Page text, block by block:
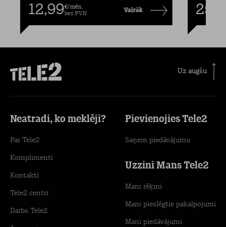
12,99€/mēn.
bez PVN
Vairāk
Uz augšu
Neatradi, ko meklēji?
Par Tele2
Komplimenti
Kontakti
Tele2 centri
Darbs Tele2
Pievienojies Tele2
Saņem piedāvājumu
Uzzini Mans Tele2
Mani rēķini
Mani pieslēgtie pakalpojumi
Mani piedāvājumi